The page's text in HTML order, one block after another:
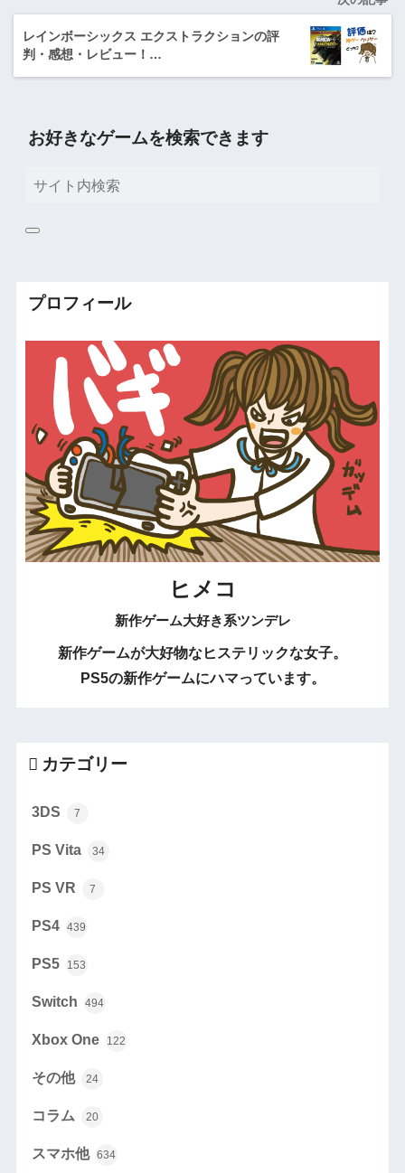
レインボーシックス エクストラクションの評
判・感想・レビュー！…
お好きなゲームを検索できます
プロフィール
ヒメコ
新作ゲーム大好き系ツンデレ
新作ゲームが大好物なヒステリックな女子。
PS5の新作ゲームにハマっています。
カテゴリー
3DS 7
PS Vita 34
PS VR 7
PS4 439
PS5 153
Switch 494
Xbox One 122
その他 24
コラム 20
スマホ他 634